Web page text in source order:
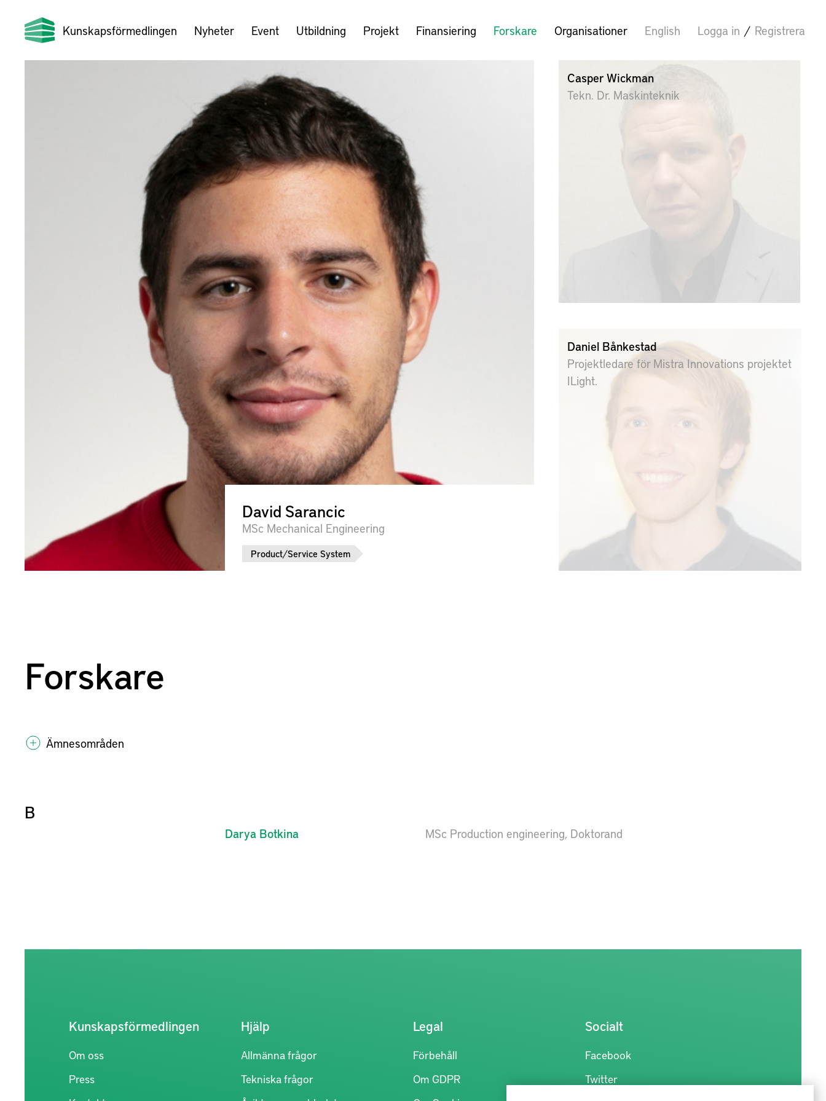
Kunskapsförmedlingen Nyheter Event Utbildning Projekt Finansiering Forskare Organisationer English Logga in / Registrera
David Sarancic
MSc Mechanical Engineering
Product/Service System
Casper Wickman
Tekn. Dr. Maskinteknik
Daniel Bånkestad
Projektledare för Mistra Innovations projektet
ILight.
Forskare
Ämnesområden
B
Darya Botkina MSc Production engineering, Doktorand
Kunskapsförmedlingen
Om oss
Press
Hjälp
Allmänna frågor
Tekniska frågor
Legal
Förbehåll
Om GDPR
Socialt
Facebook
Twitter